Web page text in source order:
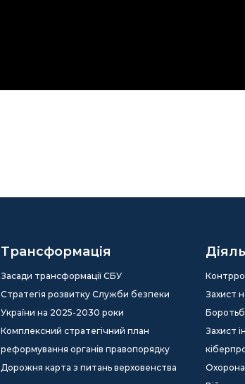
Трансформація
Засади трансформації СБУ
Стратегія розвитку Служби безпеки
України на 2025-2030 роки
Комплексний стратегічний план
реформування органів правопорядку
Дорожня карта з питань верховенства
Захист
Захист
Охорона